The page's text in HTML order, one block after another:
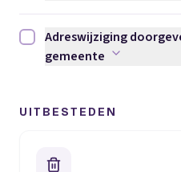
Adreswijziging doorgeven
Adreswijziging
gemeente
UITBESTEDEN